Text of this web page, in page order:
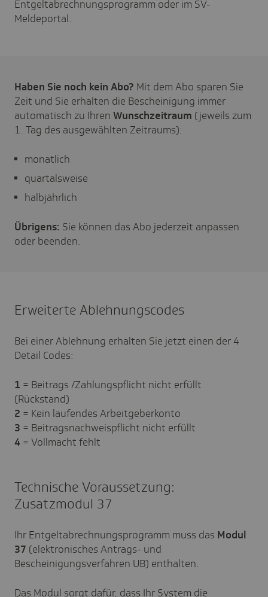
Entgeltabrechnungsprogramm oder im SV-
Meldeportal.
Haben Sie noch kein Abo? Mit dem Abo sparen Sie
Zeit und Sie erhalten die Bescheinigung immer
automatisch zu Ihren Wunschzeitraum (jeweils zum
1. Tag des ausgewählten Zeitraums):
monatlich
quartalsweise
halbjährlich
Übrigens: Sie können das Abo jederzeit anpassen
oder beenden.
Erweiterte Ablehnungscodes
Bei einer Ablehnung erhalten Sie jetzt einen der 4
Detail Codes:
1 = Beitrags /Zahlungspflicht nicht erfüllt
(Rückstand)
2 = Kein laufendes Arbeitgeberkonto
3 = Beitragsnachweispflicht nicht erfüllt
4 = Vollmacht fehlt
Technische Voraussetzung:
Zusatzmodul 37
Ihr Entgeltabrechnungsprogramm muss das Modul
37 (elektronisches Antrags- und
Bescheinigungsverfahren UB) enthalten.
Das Modul sorgt dafür, dass Ihr System die